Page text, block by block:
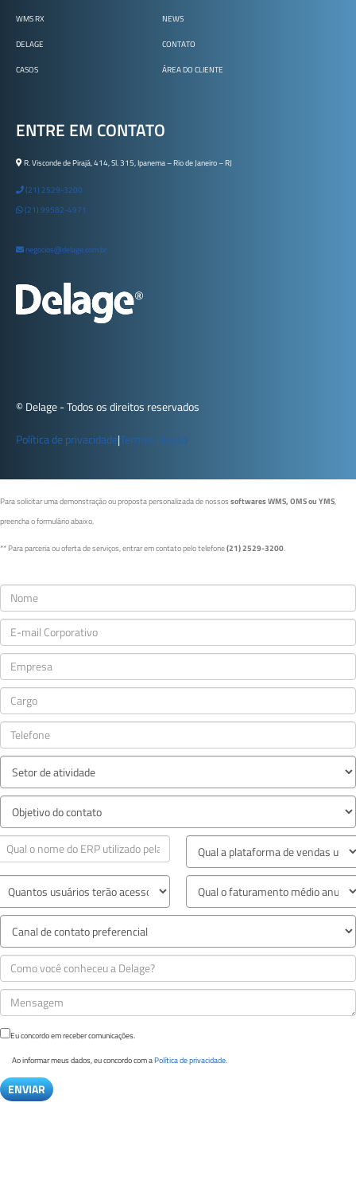
WMS RX
DELAGE
CASOS
NEWS
CONTATO
ÁREA DO CLIENTE
ENTRE EM CONTATO
R. Visconde de Pirajá, 414, Sl. 315, Ipanema – Rio de Janeiro – RJ
(21) 2529-3200
(21) 99582-4971
negocios@delage.com.br
© Delage - Todos os direitos reservados
Política de privacidade|Termos de uso
Para solicitar uma demonstração ou proposta personalizada de nossossoftwares WMS, OMS ou YMS,
preencha o formulário abaixo.
** Para parceria ou oferta de serviços, entrar em contato pelo telefone(21) 2529-3200.
Eu concordo em receber comunicações.
Ao informar meus dados, eu concordo com aPolítica de privacidade.